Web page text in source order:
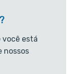
você está
nossos